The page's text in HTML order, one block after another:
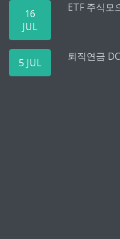
16
JUL
ETF 주식모
5 JUL 퇴직연금